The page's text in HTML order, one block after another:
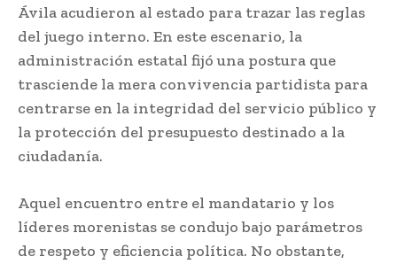
Ávila acudieron al estado para trazar las reglas
del juego interno. En este escenario, la
administración estatal fijó una postura que
trasciende la mera convivencia partidista para
centrarse en la integridad del servicio público y
la protección del presupuesto destinado a la
ciudadanía.
Aquel encuentro entre el mandatario y los
líderes morenistas se condujo bajo parámetros
de respeto y eficiencia política. No obstante,